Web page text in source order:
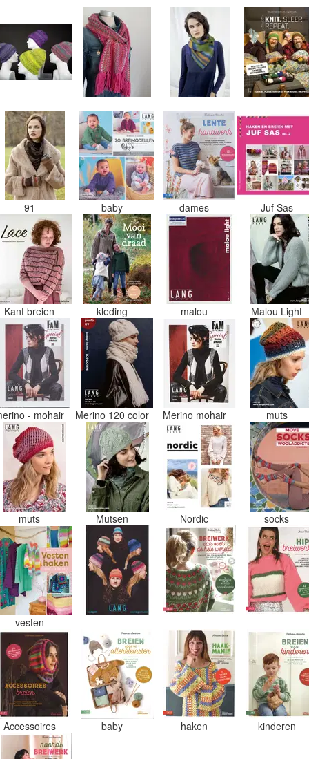
91 baby dames Juf Sas
Kant breien kleding malou Malou Light
- mohair Merino 120 color Merino mohair muts
muts Mutsen Nordic socks
vesten
Accessoires baby haken kinderen